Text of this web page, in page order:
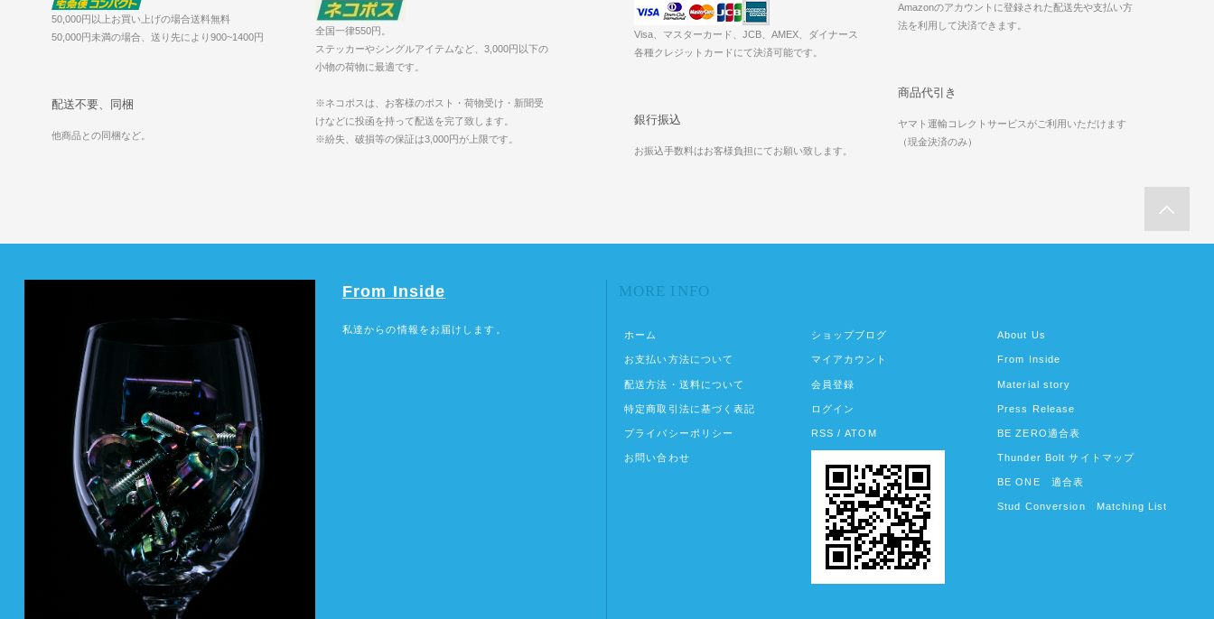
50,000円以上お買い上げの場合送料無料
50,000円未満の場合、送り先により900~1400円
全国一律550円。
ステッカーやシングルアイテムなど、3,000円以下の
小物の荷物に最適です。
※ネコポスは、お客様のポスト・荷物受け・新聞受
けなどに投函を持って配送を完了致します。
※紛失、破損等の保証は3,000円が上限です。
配送不要、同梱
他商品との同梱など。
Visa、マスターカード、JCB、AMEX、ダイナース
各種クレジットカードにて決済可能です。
Amazonのアカウントに登録された配送先や支払い方
法を利用して決済できます。
商品代引き
ヤマト運輸コレクトサービスがご利用いただけます
（現金決済のみ）
銀行振込
お振込手数料はお客様負担にてお願い致します。
From Inside
私達からの情報をお届けします。
MORE INFO
ホーム
お支払い方法について
配送方法・送料について
特定商取引法に基づく表記
プライバシーポリシー
お問い合わせ
ショップブログ
マイアカウント
会員登録
ログイン
RSS /ATOM
About Us
From Inside
Material story
Press Release
BE ZERO適合表
Thunder Bolt サイトマップ
BE ONE 適合表
Stud Conversion Matching List